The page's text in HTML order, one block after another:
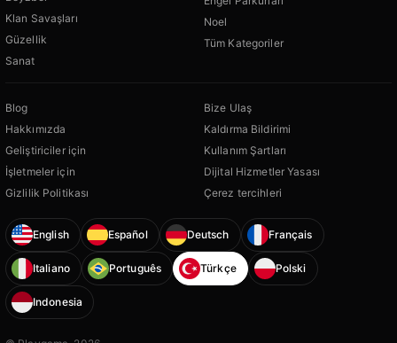
Klan Savaşları
Güzellik
Sanat
Noel
Tüm Kategoriler
Blog
Hakkımızda
Geliştiriciler için
İşletmeler için
Gizlilik Politikası
Bize Ulaş
Kaldırma Bildirimi
Kullanım Şartları
Dijital Hizmetler Yasası
Çerez tercihleri
English Español Deutsch Français
Italiano Português Türkçe Polski
Indonesia